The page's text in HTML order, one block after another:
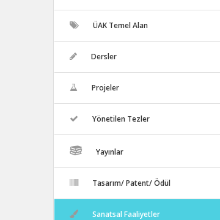
ÜAK Temel Alan
Dersler
Projeler
Yönetilen Tezler
Yayınlar
Tasarım/ Patent/ Ödül
Sanatsal Faaliyetler